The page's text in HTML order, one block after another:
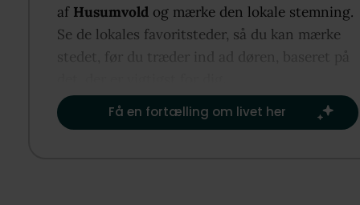
et skønt lysindfald og flere udgange til haven, som
inviterer naturen helt indenfor og skaber en
overgang mellem inde og ude. Det store
til madlavning og samvær, og hvorfra du også har
direkte adgang til haven. Boligen rummer fire gode
af Husumvold og mærke den lokale stemning.
Se de lokales favoritsteder, så du kan mærke
stedet, før du træder ind ad døren, baseret på
Få en fortælling om livet her